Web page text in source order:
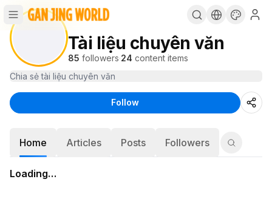
Tài liệu chuyên văn
85 followers·24 content items
Chia sẻ tài liệu chuyên văn
Follow
Home Articles Posts Followers
Loading…